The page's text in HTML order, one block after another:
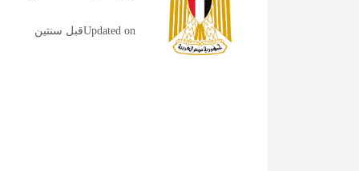
Updated onقبل سنتين